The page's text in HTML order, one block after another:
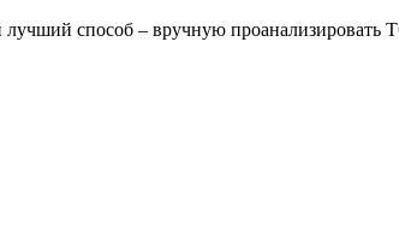
лучший способ – вручную проанализировать